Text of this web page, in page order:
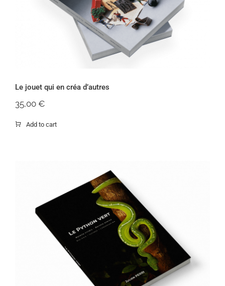
Le jouet qui en créa d’autres
Le jouet qui en créa d’autres
35,00 €
Add to cart
Le Python Vert